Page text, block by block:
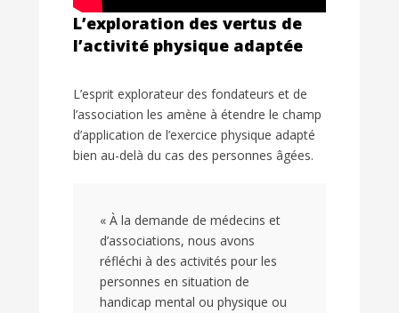
L’exploration des vertus de
l’activité physique adaptée
L’esprit explorateur des fondateurs et de
l’association les amène à étendre le champ
d’application de l’exercice physique adapté
bien au-delà du cas des personnes âgées.
« À la demande de médecins et
d’associations, nous avons
réfléchi à des activités pour les
personnes en situation de
handicap mental ou physique ou